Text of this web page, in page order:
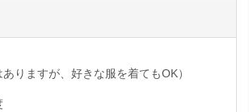
りますが、好きな服を着てもOK）